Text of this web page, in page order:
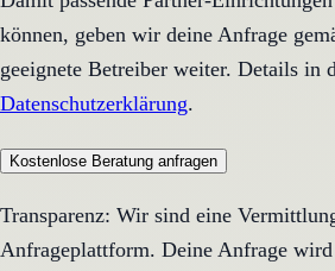
können, geben wir deine Anfrage
geeignete Betreiber weiter. Details in
Datenschutzerklärung.
Kostenlose Beratung anfragen
Transparenz: Wir sind eine
Anfrageplattform. Deine Anfrage